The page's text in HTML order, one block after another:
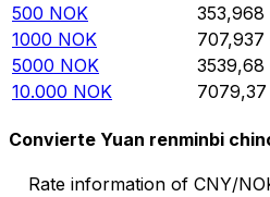
500 NOK 353,968
1000 NOK 707,937
5000 NOK 3539,68
10.000 NOK 7079,37
Convierte Yuan renminbi
Rate information of CNY/